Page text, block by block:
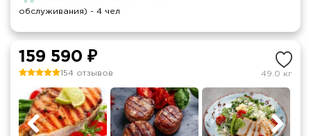
обслуживания) - 4 чел
159 590 ₽
154 отзывов 49.0 кг